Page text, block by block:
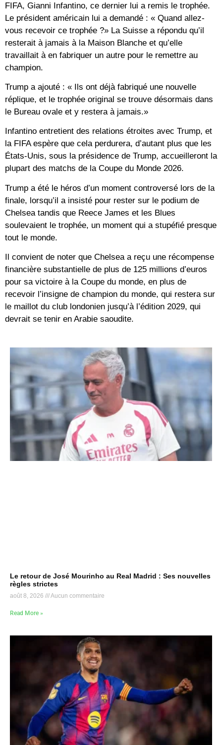
FIFA, Gianni Infantino, ce dernier lui a remis le trophée.
Le président américain lui a demandé : « Quand allez-
vous recevoir ce trophée ?» La Suisse a répondu qu’il
resterait à jamais à la Maison Blanche et qu’elle
travaillait à en fabriquer un autre pour le remettre au
champion.
Trump a ajouté : « Ils ont déjà fabriqué une nouvelle
réplique, et le trophée original se trouve désormais dans
le Bureau ovale et y restera à jamais.»
Infantino entretient des relations étroites avec Trump, et
la FIFA espère que cela perdurera, d’autant plus que les
États-Unis, sous la présidence de Trump, accueilleront la
plupart des matchs de la Coupe du Monde 2026.
Trump a été le héros d’un moment controversé lors de la
finale, lorsqu’il a insisté pour rester sur le podium de
Chelsea tandis que Reece James et les Blues
soulevaient le trophée, un moment qui a stupéfié presque
tout le monde.
Il convient de noter que Chelsea a reçu une récompense
financière substantielle de plus de 125 millions d’euros
pour sa victoire à la Coupe du monde, en plus de
recevoir l’insigne de champion du monde, qui restera sur
le maillot du club londonien jusqu’à l’édition 2029, qui
devrait se tenir en Arabie saoudite.
Le retour de José Mourinho au Real Madrid : Ses nouvelles
règles strictes
août 8, 2026 Aucun commentaire
Read More »